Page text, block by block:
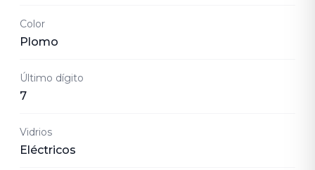
Color
Plomo
Último dígito
7
Vidrios
Eléctricos